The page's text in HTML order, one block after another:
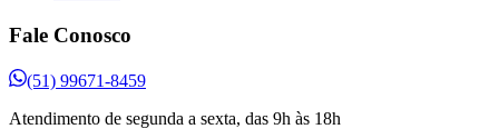
Fale Conosco
(51) 99671-8459
Atendimento de segunda a sexta, das 9h às 18h